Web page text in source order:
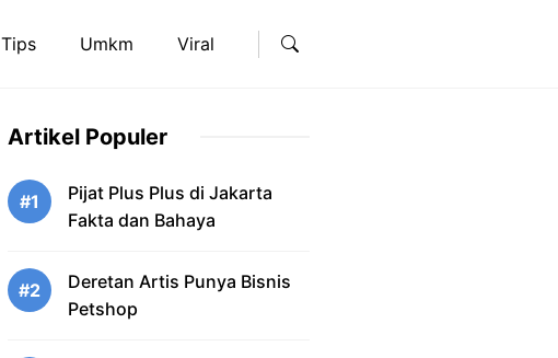
Tips Umkm Viral
Artikel Populer
#1
Pijat Plus Plus di Jakarta
Fakta dan Bahaya
#2
Deretan Artis Punya Bisnis
Petshop